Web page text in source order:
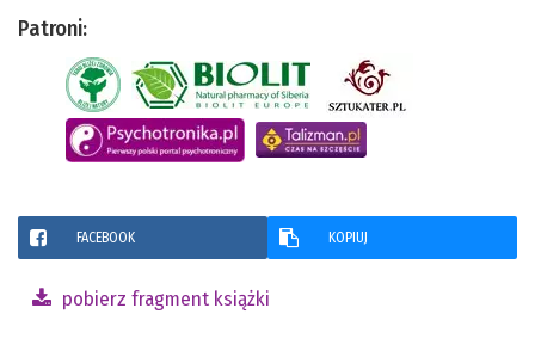
Patroni:
FACEBOOK KOPIUJ
pobierz fragment książki